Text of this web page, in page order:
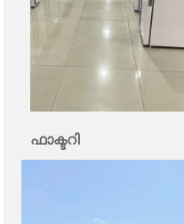
ഫാക്ടറി